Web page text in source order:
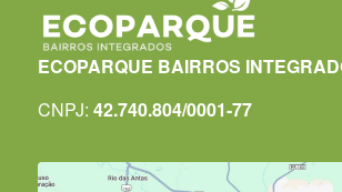
ECOPARQUE BAIRROS
CNPJ: 42.740.804/0001-77